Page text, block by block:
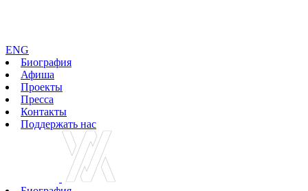
ENG
Биография
Афиша
Проекты
Пресса
Контакты
Поддержать нас